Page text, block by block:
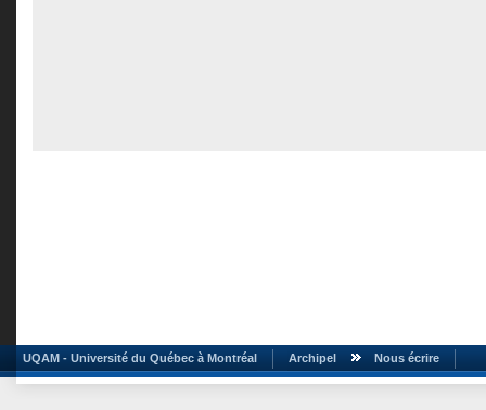
UQAM - Université du Québec à Montréal Archipel Nous écrire